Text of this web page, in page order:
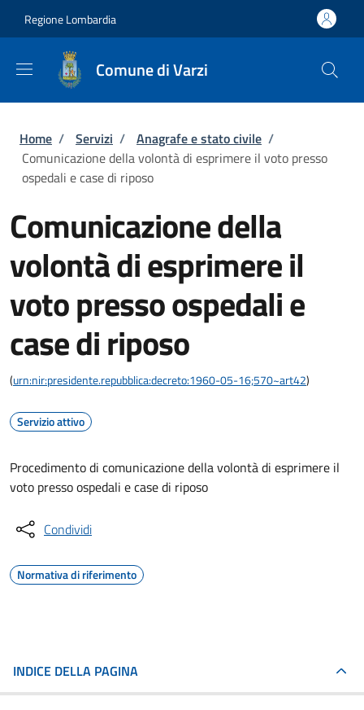
Regione Lombardia
Comune di Varzi
Briciole di pane
Home / Servizi / Anagrafe e stato civile /
Comunicazione della volontà di esprimere il voto presso
ospedali e case di riposo
Comunicazione della
volontà di esprimere il
voto presso ospedali e
case di riposo
(urn:nir:presidente.repubblica:decreto:1960-05-16;570~art42)
Servizio attivo
Procedimento di comunicazione della volontà di esprimere il
voto presso ospedali e case di riposo
Condividi
Normativa di riferimento
INDICE DELLA PAGINA